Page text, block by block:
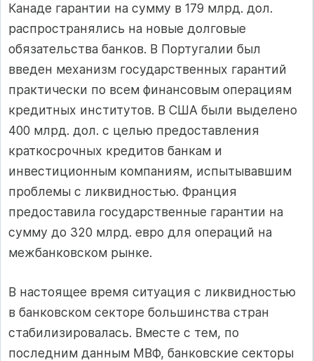
Канаде гарантии на сумму в 179 млрд. дол.
распространялись на новые долговые
обязательства банков. В Португалии был
введен механизм государственных гарантий
практически по всем финансовым операциям
кредитных институтов. В США были выделено
400 млрд. дол. с целью предоставления
краткосрочных кредитов банкам и
инвестиционным компаниям, испытывавшим
проблемы с ликвидностью. Франция
предоставила государственные гарантии на
сумму до 320 млрд. евро для операций на
межбанковском рынке.
В настоящее время ситуация с ликвидностью
в банковском секторе большинства стран
стабилизировалась. Вместе с тем, по
последним данным МВФ, банковские секторы